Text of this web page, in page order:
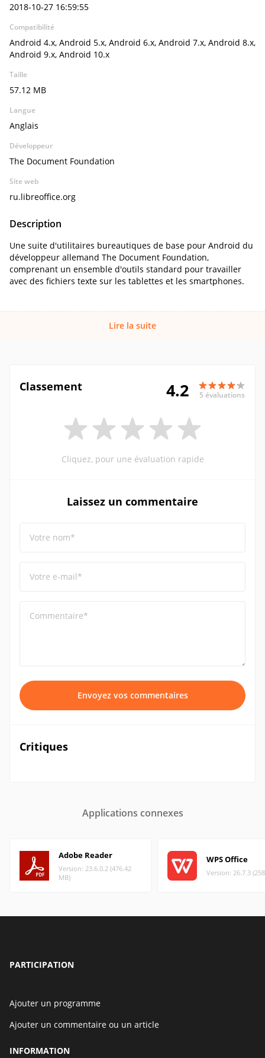
2018-10-27 16:59:55
Compatibilité
Android 4.x, Android 5.x, Android 6.x, Android 7.x, Android 8.x,
Android 9.x, Android 10.x
Taille
57.12 MB
Langue
Anglais
Développeur
The Document Foundation
Site web
ru.libreoffice.org
Description
Une suite d'utilitaires bureautiques de base pour Android du
développeur allemand The Document Foundation,
comprenant un ensemble d'outils standard pour travailler
avec des fichiers texte sur les tablettes et les smartphones.
Lire la suite
Classement 4.2 5 évaluations
Cliquez, pour une évaluation rapide
Laissez un commentaire
Votre nom*
Votre e-mail*
Commentaire*
Envoyez vos commentaires
Critiques
Applications connexes
Adobe Reader
Version: 23.6.0.2 (476.42
MB)
WPS Office
Version: 26.7.3
PARTICIPATION
Ajouter un programme
Ajouter un commentaire ou un article
INFORMATION